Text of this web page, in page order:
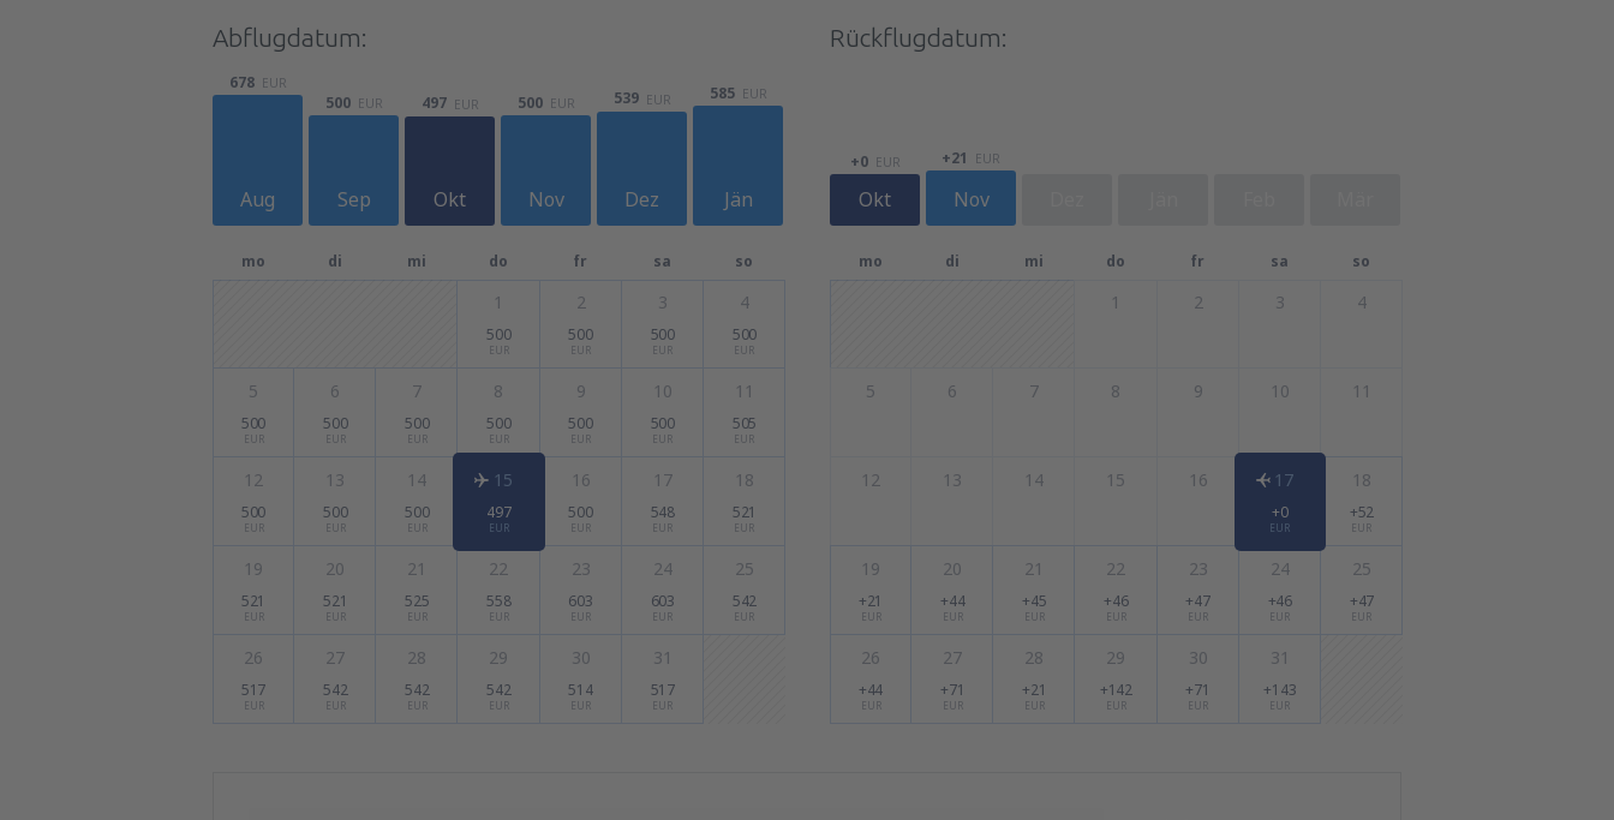
Abflugdatum:
Aug
678 EUR
Sep
500 EUR
Okt
497 EUR
Nov
500 EUR
Dez
539 EUR
Jän
585 EUR
mo di mi do fr sa so
1
500
EUR
2
500
EUR
3
500
EUR
4
500
EUR
5
500
EUR
6
500
EUR
7
500
EUR
8
500
EUR
9
500
EUR
10
500
EUR
11
505
EUR
12
500
EUR
13
500
EUR
14
500
EUR
15
497
EUR
16
500
EUR
17
548
EUR
18
521
EUR
19
521
EUR
20
521
EUR
21
525
EUR
22
558
EUR
23
603
EUR
24
603
EUR
25
542
EUR
26
517
EUR
27
542
EUR
28
542
EUR
29
542
EUR
30
514
EUR
31
517
EUR
Rückflugdatum:
Okt
+0 EUR
Nov
+21 EUR
mo di mi do fr sa so
1 2 3 4
5 6 7 8 9 10 11
12 13 14 15 16 17
+0
EUR
18
+52
EUR
19
+21
EUR
20
+44
EUR
21
+45
EUR
22
+46
EUR
23
+47
EUR
24
+46
EUR
25
+47
EUR
26
+44
EUR
27
+71
EUR
28
+21
EUR
29
+142
EUR
30
+71
EUR
31
+143
EUR